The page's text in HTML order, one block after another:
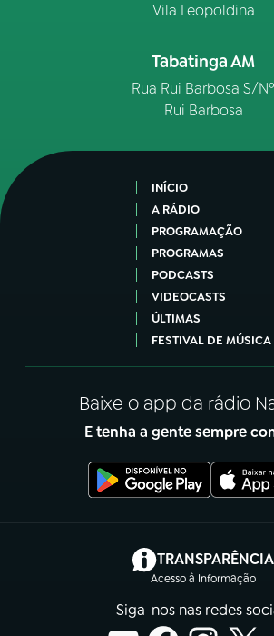
Vila Leopoldina
Tabatinga AM
Rua Rui Barbosa S/Nº
Rui Barbosa
INÍCIO
A RÁDIO
PROGRAMAÇÃO
PROGRAMAS
PODCASTS
VIDEOCASTS
ÚLTIMAS
FESTIVAL DE MÚSICA
Baixe o app da rádio
E tenha a gente sempre
TRANSPARÊNCIA
Acesso à Informação
(abre em
Siga-nos nas redes